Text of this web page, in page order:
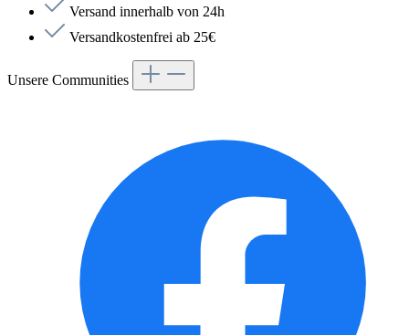
Versand innerhalb von 24h
Versandkostenfrei ab 25€
Unsere Communities